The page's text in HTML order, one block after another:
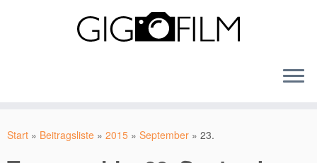
Inhalt
Start » Beitragsliste » 2015 » September » 23.